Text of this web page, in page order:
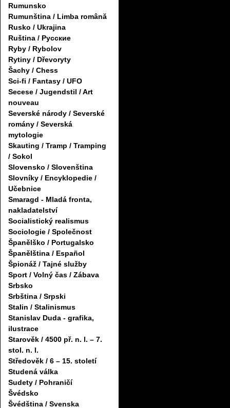
Rumunsko
Rumunština / Limba română
Rusko / Ukrajina
Ruština / Русские
Ryby / Rybolov
Rytiny / Dřevoryty
Šachy / Chess
Sci-fi / Fantasy / UFO
Secese / Jugendstil / Art
nouveau
Severské národy / Severské
romány / Severská
mytologie
Skauting / Tramp / Tramping
/ Sokol
Slovensko / Slovenština
Slovníky / Encyklopedie /
Učebnice
Smaragd - Mladá fronta,
nakladatelství
Socialistický realismus
Sociologie / Společnost
Španělško / Portugalsko
Španělština / Español
Špionáž / Tajné služby
Sport / Volný čas / Zábava
Srbsko
Srbština / Srpski
Stalin / Stalinismus
Stanislav Duda - grafika,
ilustrace
Starověk / 4500 př. n. l. – 7.
stol. n. l.
Středověk / 6 – 15. století
Studená válka
Sudety / Pohraničí
Švédsko
Švédština / Svenska